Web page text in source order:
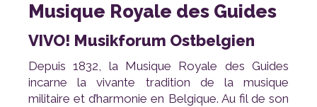
Musique Royale des Guides
VIVO! Musikforum Ostbelgien